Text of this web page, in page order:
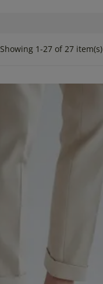
Showing 1-27 of 27 item(s)